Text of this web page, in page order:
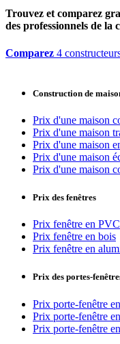
Trouvez et comparez
des professionnels de la
Comparez 4
Construction de
Prix d'une maison
Prix d'une maison
Prix d'une maison
Prix d'une maison
Prix d'une maison
Prix des fenêtres
Prix fenêtre en PVC
Prix fenêtre en bois
Prix fenêtre en
Prix des portes-
Prix porte-fenêtre
Prix porte-fenêtre
Prix porte-fenêtre